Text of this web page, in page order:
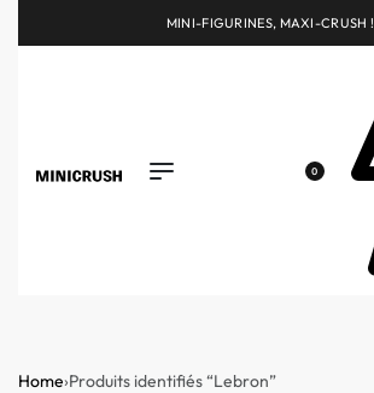
MINI-FIGURINES, MAXI-CRUSH !
0
Home›Produits identifiés “Lebron”